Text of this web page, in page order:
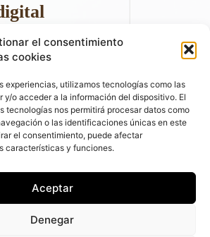
el consentimiento
cookies
experiencias, utilizamos tecnologías como las
y/o acceder a la información del dispositivo. El
tecnologías nos permitirá procesar datos como
o las identificaciones únicas en este
el consentimiento, puede afectar
características y funciones.
Aceptar
Denegar
en redes sociales
de la Hoz 70, 1ºB - 28003 - Madrid